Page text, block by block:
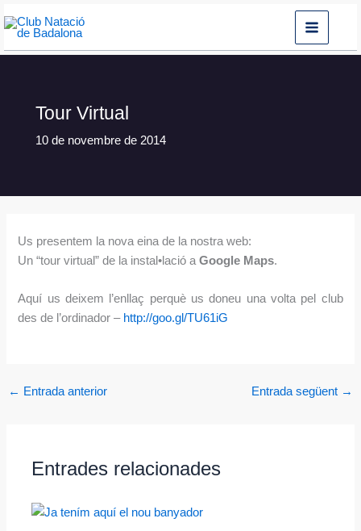
al
contingut
Tour Virtual
10 de novembre de 2014
Us presentem la nova eina de la nostra web:
Un “tour virtual” de la instal•lació aGoogle Maps.
Aquí us deixem l’enllaç perquè us doneu una volta pel club
des de l’ordinador – http://goo.gl/TU61iG
← Entrada anterior Entrada següent →
Entrades relacionades